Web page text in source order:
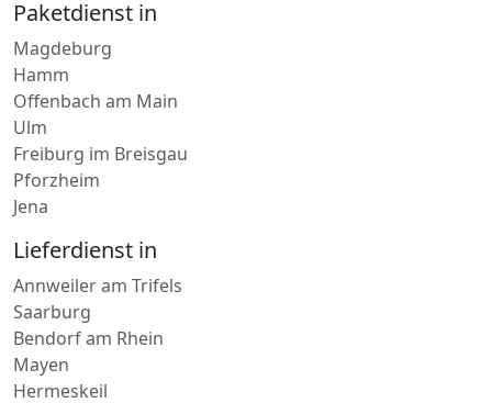
Hamm
Offenbach am Main
Ulm
Freiburg im Breisgau
Pforzheim
Jena
Lieferdienst in
Saarburg
Bendorf am Rhein
Mayen
Hermeskeil
Neustadt an der Weinstraße
Hillesheim-Eifel